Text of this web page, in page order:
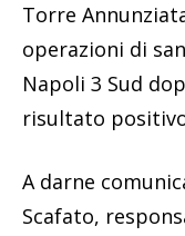
Torre
operazioni di
Napoli 3 Sud
risultato
A darne
Scafato,